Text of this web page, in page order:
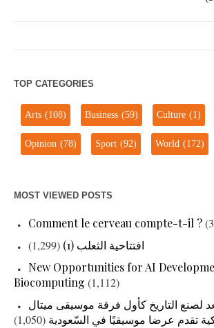
TOP CATEGORIES
Arts(108) Business(59) Culture(1)
Opinion(78) Sport(92) World(172)
MOST VIEWED POSTS
Comment le cerveau compte-t-il ?
افتتاحية الثعلب (1)
(1,299)
New Opportunities for AI
Biocomputing (1,112)
لصنع التاريخ كأول فرقة موسيقى ميتال
تقدم عرضا موسيقيًا في السّعودية (1,050)